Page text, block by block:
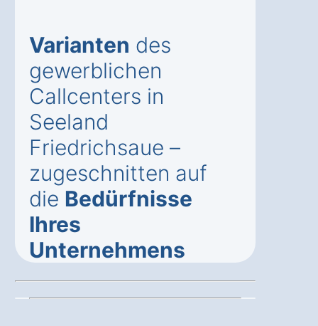
Varianten des
gewerblichen
Callcenters in
Seeland
Friedrichsaue –
zugeschnitten auf
die Bedürfnisse
Ihres
Unternehmens